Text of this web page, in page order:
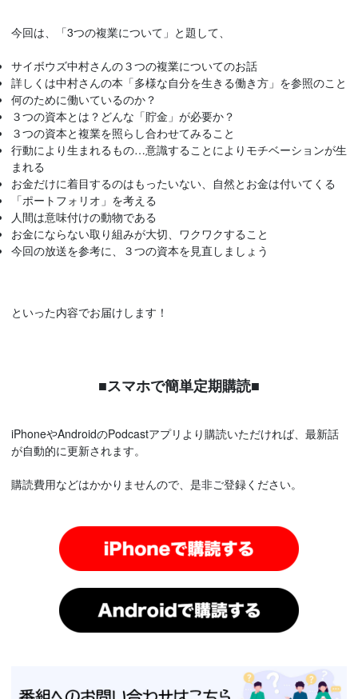
今回は、「3つの複業について」と題して、
サイボウズ中村さんの３つの複業についてのお話
詳しくは中村さんの本「多様な自分を生きる働き方」を参照のこと
何のために働いているのか？
３つの資本とは？どんな「貯金」が必要か？
３つの資本と複業を照らし合わせてみること
行動により生まれるもの…意識することによりモチベーションが生
まれる
お金だけに着目するのはもったいない、自然とお金は付いてくる
「ポートフォリオ」を考える
人間は意味付けの動物である
お金にならない取り組みが大切、ワクワクすること
今回の放送を参考に、３つの資本を見直しましょう
といった内容でお届けします！
■スマホで簡単定期購読■
iPhoneやAndroidのPodcastアプリより購読いただければ、最新話
が自動的に更新されます。
購読費用などはかかりませんので、是非ご登録ください。